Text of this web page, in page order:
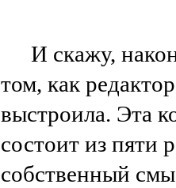
И скажу,
том, как
выстроила. Эта
состоит из пяти
собственный